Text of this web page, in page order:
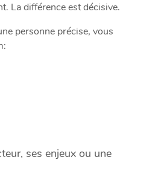
La différence est décisive.
personne précise, vous
ses enjeux ou une